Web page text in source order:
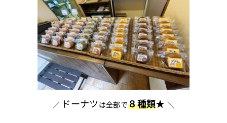
／ ドーナツは全部で８種類★＼